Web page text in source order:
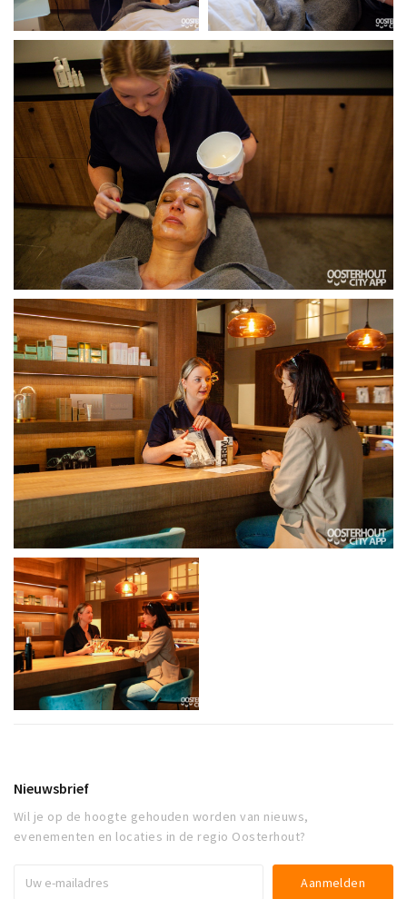
Nieuwsbrief
Wil je op de hoogte gehouden worden van nieuws,
evenementen en locaties in de regio Oosterhout?